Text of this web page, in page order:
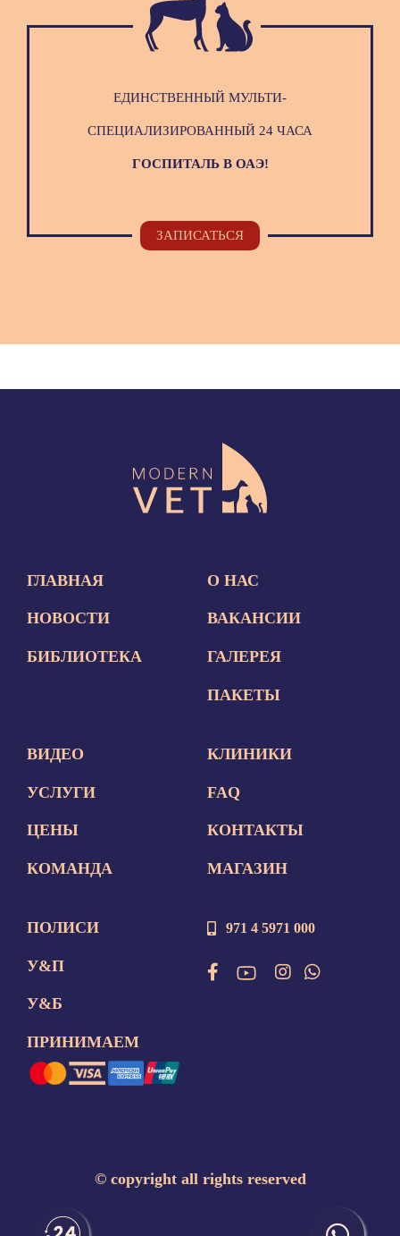
ЕДИНСТВЕННЫЙ МУЛЬТИ-
СПЕЦИАЛИЗИРОВАННЫЙ 24 ЧАСА
ГОСПИТАЛЬ В ОАЭ!
ЗАПИСАТЬСЯ
ГЛАВНАЯ
НОВОСТИ
БИБЛИОТЕКА
О НАС
ВАКАНСИИ
ГАЛЕРЕЯ
ПАКЕТЫ
ВИДЕО
УСЛУГИ
ЦЕНЫ
КОМАНДА
КЛИНИКИ
FAQ
КОНТАКТЫ
МАГАЗИН
ПОЛИСИ
У&П
У&Б
ПРИНИМАЕМ
971 4 5971 000
© copyright all rights reserved